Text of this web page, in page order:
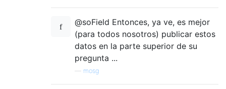
@soField Entonces, ya ve, es mejor
(para todos nosotros) publicar estos
datos en la parte superior de su
pregunta ...
mosg